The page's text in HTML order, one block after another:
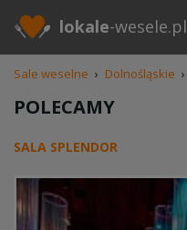
lokale-wesele.pl
Sale weselne › Dolnośląskie ›
POLECAMY
SALA SPLENDOR